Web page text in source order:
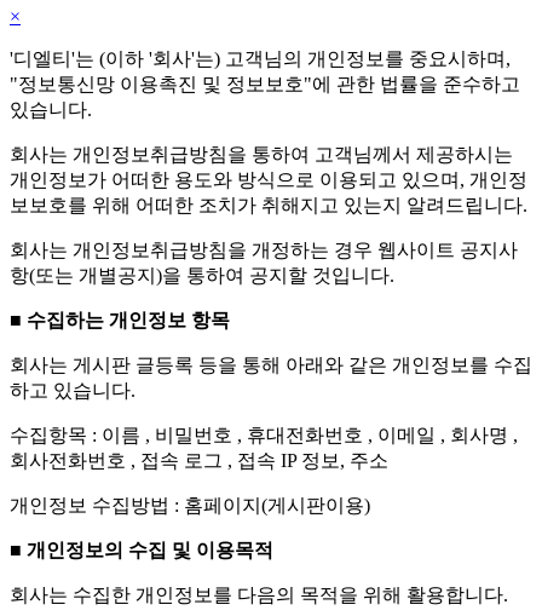
×
'디엘티'는 (이하 '회사'는) 고객님의 개인정보를 중요시하며,
"정보통신망 이용촉진 및 정보보호"에 관한 법률을 준수하고
있습니다.
회사는 개인정보취급방침을 통하여 고객님께서 제공하시는
개인정보가 어떠한 용도와 방식으로 이용되고 있으며, 개인정
보보호를 위해 어떠한 조치가 취해지고 있는지 알려드립니다.
회사는 개인정보취급방침을 개정하는 경우 웹사이트 공지사
항(또는 개별공지)을 통하여 공지할 것입니다.
■ 수집하는 개인정보 항목
회사는 게시판 글등록 등을 통해 아래와 같은 개인정보를 수집
하고 있습니다.
수집항목 : 이름 , 비밀번호 , 휴대전화번호 , 이메일 , 회사명 ,
회사전화번호 , 접속 로그 , 접속 IP 정보, 주소
개인정보 수집방법 : 홈페이지(게시판이용)
■ 개인정보의 수집 및 이용목적
회사는 수집한 개인정보를 다음의 목적을 위해 활용합니다.